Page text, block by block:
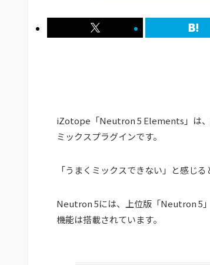
iZotope「Neutron 5 Elements」は、
ミックスプラグインです。
「うまくミックスできない」と感じ
Neutron 5には、上位版「Neutron 5
機能は搭載されています。